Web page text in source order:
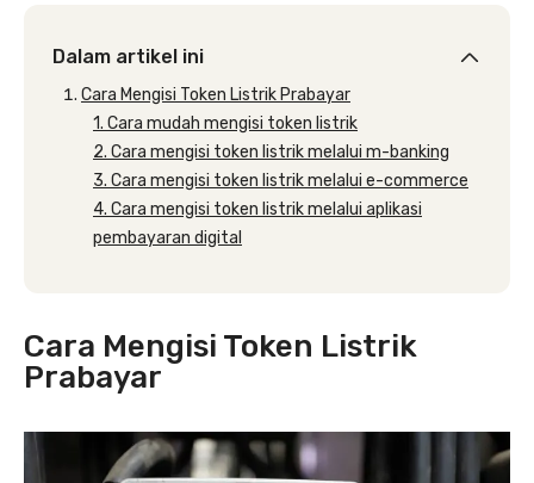
Dalam artikel ini
Cara Mengisi Token Listrik Prabayar
1. Cara mudah mengisi token listrik
2. Cara mengisi token listrik melalui m-banking
3. Cara mengisi token listrik melalui e-commerce
4. Cara mengisi token listrik melalui aplikasi
pembayaran digital
Cara Mengisi Token Listrik
Prabayar